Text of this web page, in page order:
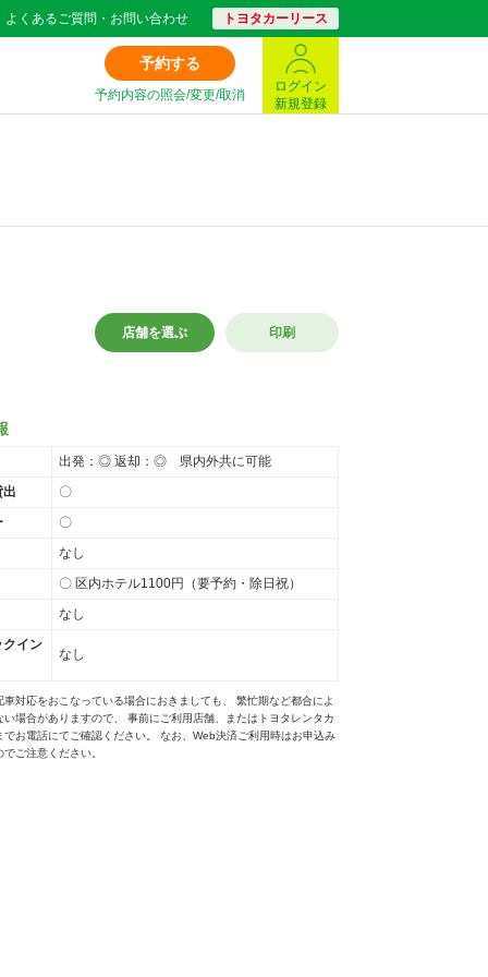
よくあるご質問・お問い合わせ トヨタカーリース
予約する
予約内容の照会/変更/取消
ログイン
新規登録
店舗を選ぶ 印刷
出発：◎ 返却：◎ 県内外共に可能
出
〇
〇
なし
〇 区内ホテル1100円（要予約・除日祝）
なし
クイン
なし
対応をおこなっている場合におきましても、 繁忙期など都合によ
い場合がありますので、 事前にご利用店舗、またはトヨタレンタカ
でお電話にてご確認ください。 なお、Web決済ご利用時はお申込み
ご注意ください。